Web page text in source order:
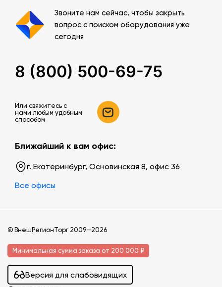
Звоните нам сейчас, чтобы закрыть
вопрос с поиском оборудования уже
сегодня
8 (800) 500-69-75
Или свяжитесь c
нами любым удобным
способом
Ближайший к вам офис:
г. Екатеринбург, Основинская 8, офис 36
Все офисы
© ВнешРегионТорг 2009—2026
Минимальная сумма заказа от 200 000 ₽
Версия для слабовидящих